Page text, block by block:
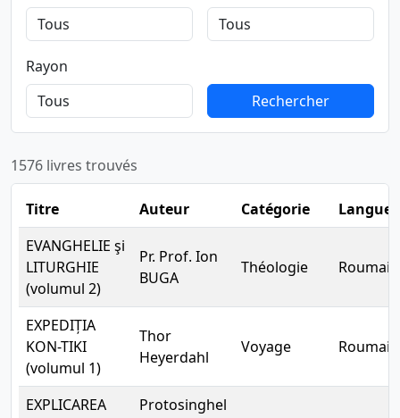
Rayon
RechercherRechercher
1576 livres trouvés
Titre Auteur Catégorie
Langue
EVANGHELIE şi
LITURGHIE
(volumul 2)
Pr. Prof. Ion
BUGA
Théologie Roumain
EXPEDIȚIA
KON-TIKI
(volumul 1)
Thor
Heyerdahl
Voyage Roumain
EXPLICAREA
Protosinghel